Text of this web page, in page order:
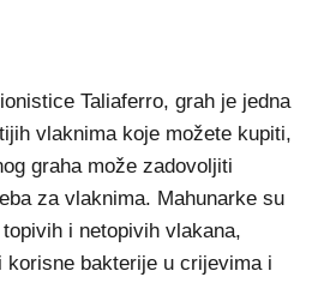
Taliaferro, grah je jedna
vlaknima koje možete kupiti,
graha može zadovoljiti
za vlaknima. Mahunarke su
i netopivih vlakana,
korisne bakterije u crijevima i